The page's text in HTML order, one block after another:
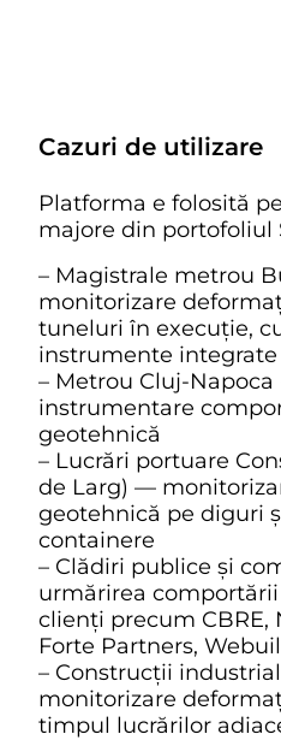
Cazuri de utilizare
Platforma e folosită
majore din portofoliul
– Magistrale metrou
monitorizare
tuneluri în execuție,
instrumente integrate
– Metrou Cluj-Napoca
instrumentare
geotehnică
– Lucrări portuare
de Larg) —
geotehnică pe diguri
containere
– Clădiri publice și
urmărirea
clienți precum CBRE,
Forte Partners,
– Construcții
monitorizare
timpul lucrărilor